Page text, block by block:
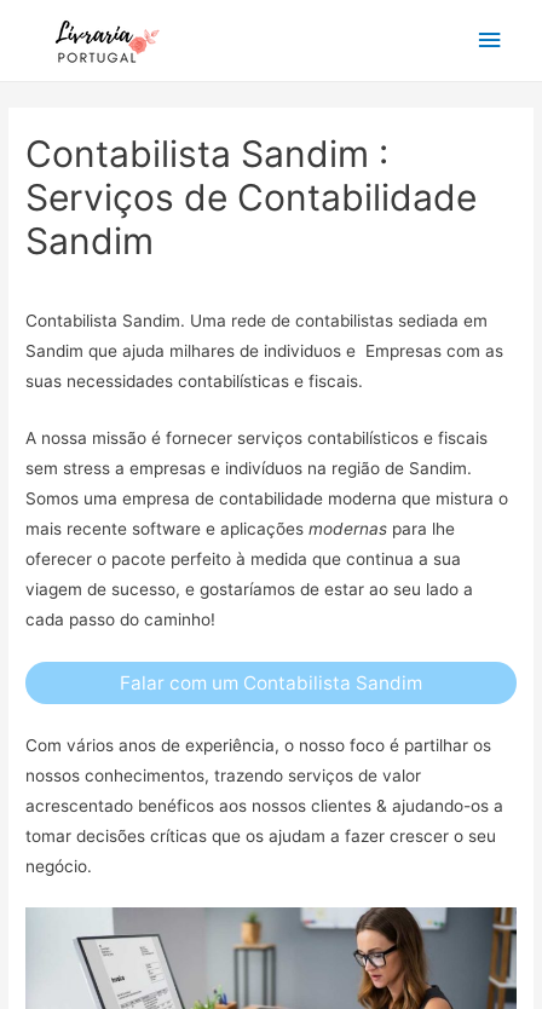
Main
Contabilista Sandim :
Serviços de Contabilidade
Sandim
Contabilista Sandim. Uma rede de contabilistas sediada em
Sandim que ajuda milhares de individuos e Empresas com as
suas necessidades contabilísticas e fiscais.
A nossa missão é fornecer serviços contabilísticos e fiscais
sem stress a empresas e indivíduos na região de Sandim.
Somos uma empresa de contabilidade moderna que mistura o
mais recente software e aplicaçõesmodernas para lhe
oferecer o pacote perfeito à medida que continua a sua
viagem de sucesso, e gostaríamos de estar ao seu lado a
cada passo do caminho!
Falar com um Contabilista Sandim
Com vários anos de experiência, o nosso foco é partilhar os
nossos conhecimentos, trazendo serviços de valor
acrescentado benéficos aos nossos clientes & ajudando-os a
tomar decisões críticas que os ajudam a fazer crescer o seu
negócio.